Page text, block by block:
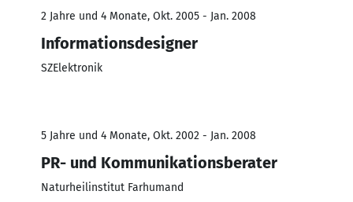
2 Jahre und 4 Monate, Okt. 2005 - Jan. 2008
Informationsdesigner
SZElektronik
5 Jahre und 4 Monate, Okt. 2002 - Jan. 2008
PR- und Kommunikationsberater
Naturheilinstitut Farhumand